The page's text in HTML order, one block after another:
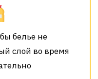
белье не
слой во время